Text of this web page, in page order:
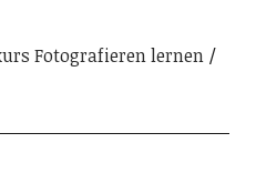
Fotografieren lernen